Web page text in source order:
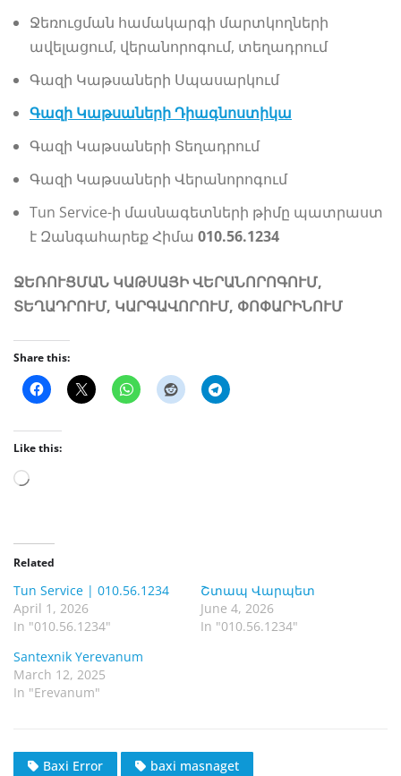
Ջեռուցման համակարգի մարտկողների
ավելացում, վերանորոգում, տեղադրում
Գազի Կաթսաների Սպասարկում
Գազի Կաթսաների Դիագնոստիկա
Գազի Կաթսաների Տեղադրում
Գազի Կաթսաների Վերանորոգում
Tun Service-ի մասնագետների թիմը պատրաստ
է Զանգահարեք Հիմա 010.56.1234
ՋԵՌՈՒՑՄԱՆ ԿԱԹՍԱՅԻ ՎԵՐԱՆՈՐՈԳՈՒՄ,
ՏԵՂԱԴՐՈՒՄ, ԿԱՐԳԱՎՈՐՈՒՄ, ՓՈՓԱՐԻՆՈՒՄ
Share this:
Like this:
L
d
i
n
g
Related
Tun Service | 010.56.1234
April 1, 2026
In "010.56.1234"
Շտապ Վարպետ
June 4, 2026
In "010.56.1234"
Santexnik Yerevanum
March 12, 2025
In "Erevanum"
Baxi Error
baxi masnaget